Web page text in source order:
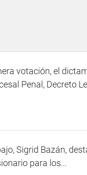
votación, el
Penal, Decreto
Sigrid Bazán,
para los...